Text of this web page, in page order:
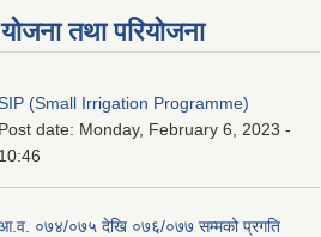
योजना तथा परियोजना
(Small Irrigation Programme)
Post date: Monday, February 6, 2023 -
10:46
०७४/०७५ देखि ०७६/०७७ सम्मको प्रगति